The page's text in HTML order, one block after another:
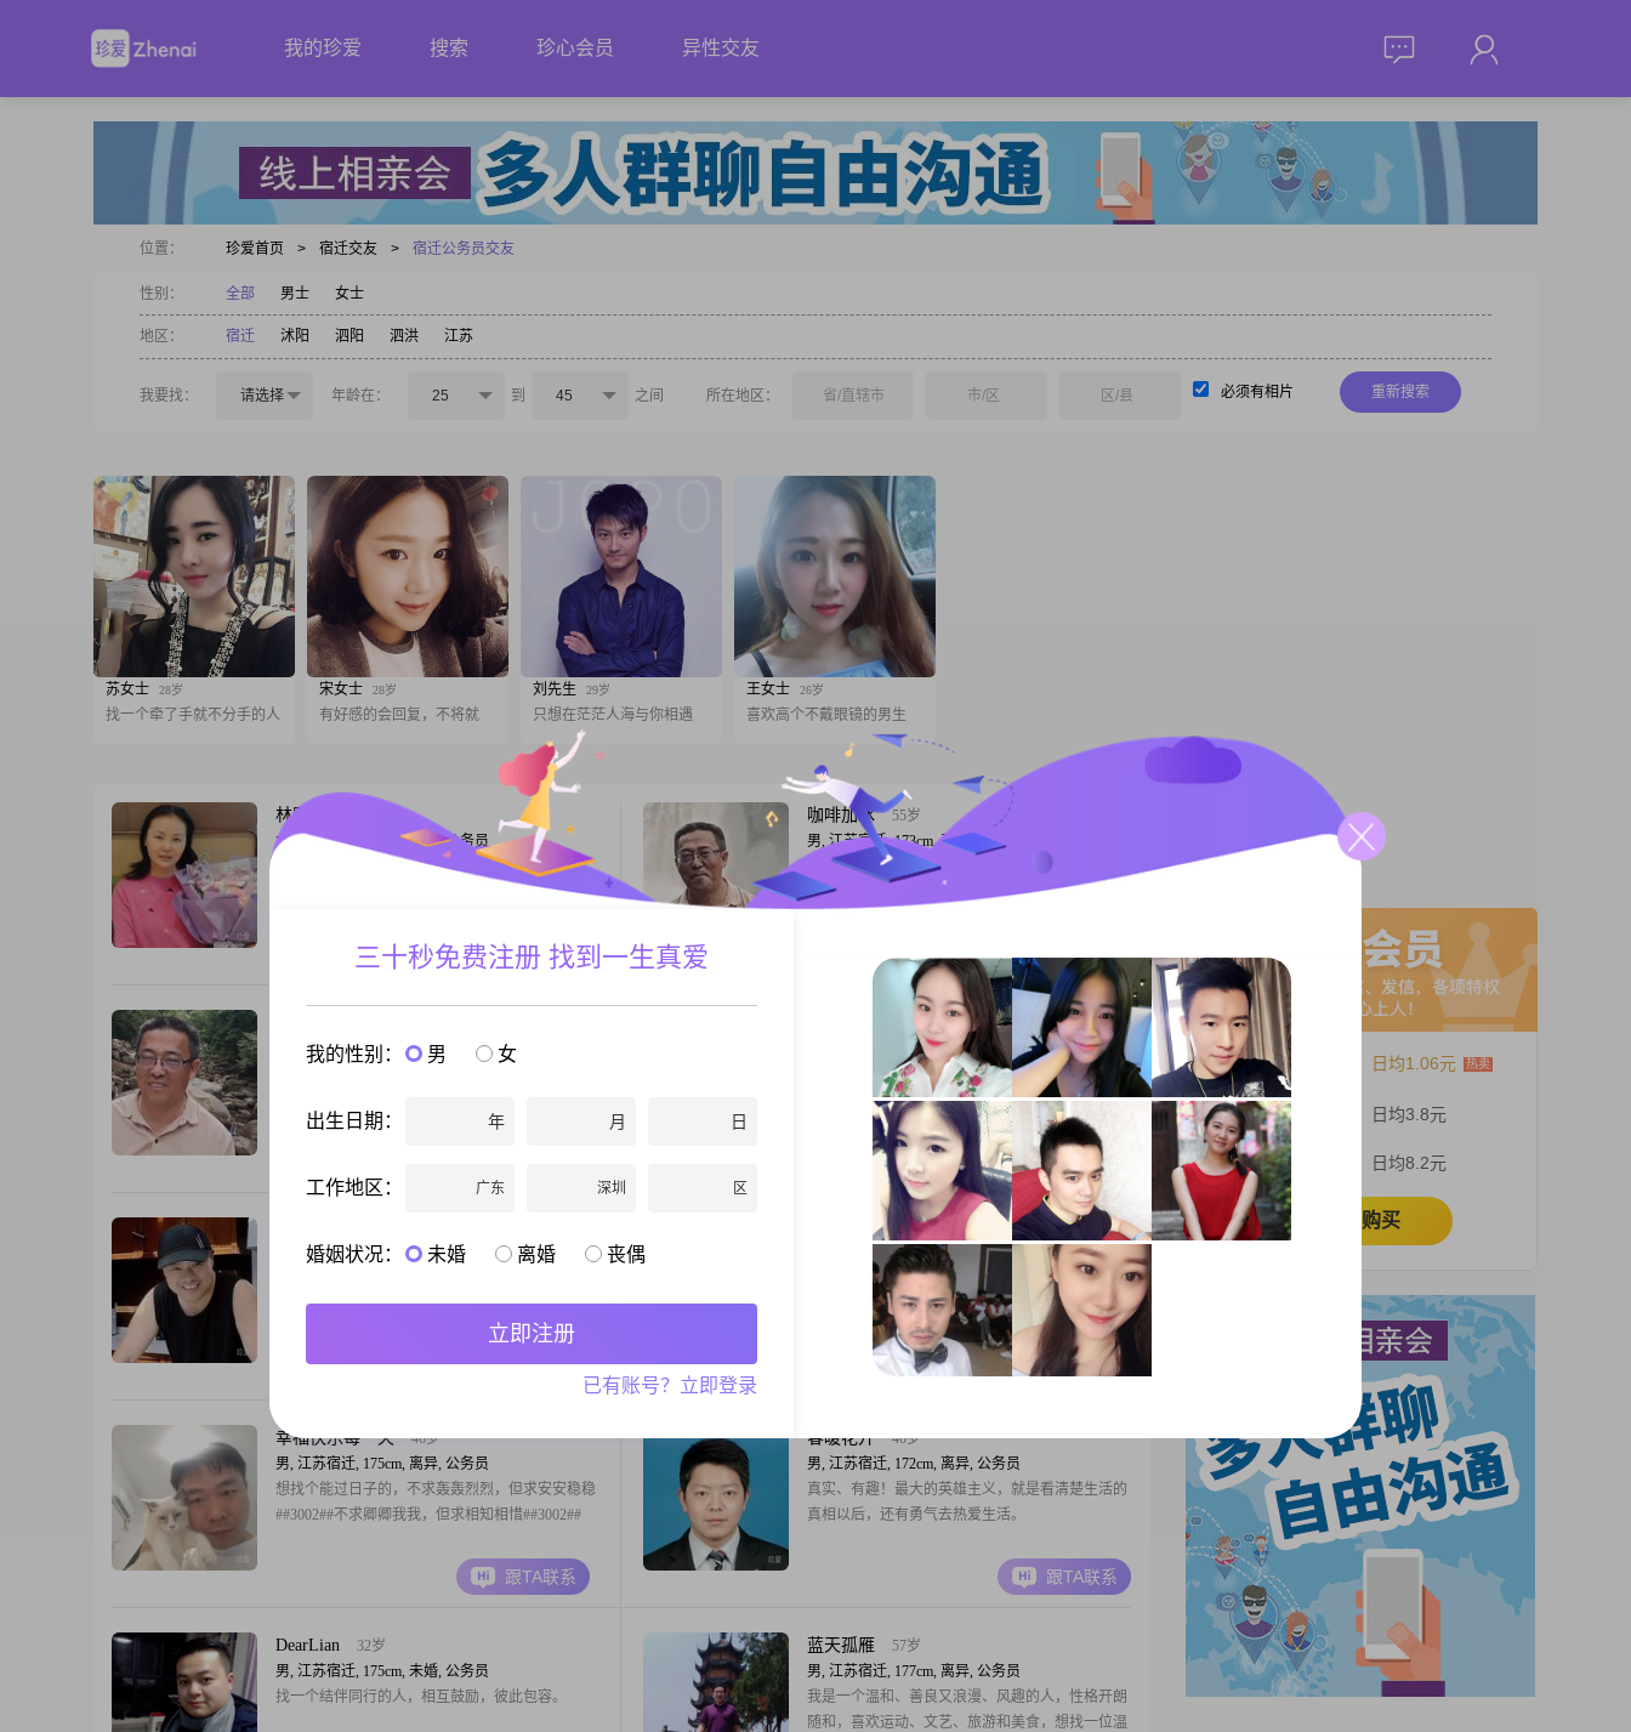
我的珍爱 搜索 珍心会员 异性交友
位置： 珍爱首页 > 宿迁交友 > 宿迁公务员交友
性别： 全部 男士 女士
地区： 宿迁 沭阳 泗阳 泗洪 江苏
我要找： 请选择 年龄在： 25 到 45 之间 所在地区： 省/直辖市 市/区 区/县 必须有相片 重新搜索
苏女士 28岁
找一个牵了手就不分手的人
宋女士 28岁
有好感的会回复，不将就
刘先生 29岁
只想在茫茫人海与你相遇
王女士 26岁
喜欢高个不戴眼镜的男生
林熙
女, 江苏宿迁, 167cm, 离异, 公务员
1996年大学本科毕业，在职正科实职享受副处待
遇，市直机关公务员，净身高1米67，体重63公
向选调公务员，今年7月份毕业即入职，可以奔
赴，接受异地。另一半，体制内有稳定收入，净身
跟TA联系
咖啡加冰
55岁
男, 江苏宿迁, 173cm, 丧偶, 公务员
大家好，我是一位来自宿迁的男士，出生于1971
年，身高173cm##3002##我在工作中努力进取，目
度，对待事物认真负责##3002##我性格幽默风趣，
善于与人沟通交流，总是能给身边的人带来快乐和
跟TA联系
男, 江苏宿迁, 173cm, 丧偶, 公务员
元之间。我拥有大专学历，在工作中我一直保持着
认可。在生活中，我性格幽默风趣，善于与人沟通
交流，总是能给身边的人带来欢乐和轻松的氛围。
58岁
女, 江苏宿迁, 160cm, 离异, 公务员
嗨，你好呀！我是一位来自宿迁的女士，出生于
1968年，身高160cm。我拥有大学本科学历，在一
家不错的单位工作，每个月的收入大概在8001到
12000元之间。我觉得自己是个挺温柔体贴的人，
很善解人意，也很富有同理心。在生活中，我总是
愿意去倾听他人的想法和感受，尽我所能去帮助别
人解决问题。和我相处起来，你应该会感到很舒服
跟TA联系
男, 江苏宿迁, 176cm, 离异, 公务员
我明牌，你随意
跟TA联系
41岁
女, 江苏宿迁, 165cm, 未婚, 公务员
大家好，我是一位出生于1985年的女士，身高
165cm，目前居住在宿迁##3002##我拥有大学本科
学历，在一家不错的公司工作，月收入在8001到
12000元之间##3002##我性格温柔体贴，富有同理
##3002##我真诚可
跟TA联系
幸福快乐每一天
46岁
男, 江苏宿迁, 175cm, 离异, 公务员
想找个能过日子的，不求轰轰烈烈，但求安安稳稳
##3002##不求卿卿我我，但求相知相惜##3002##
跟TA联系
春暖花开
40岁
男, 江苏宿迁, 172cm, 离异, 公务员
真实、有趣！最大的英雄主义，就是看清楚生活的
真相以后，还有勇气去热爱生活。
跟TA联系
DearLian
32岁
男, 江苏宿迁, 175cm, 未婚, 公务员
找一个结伴同行的人，相互鼓励，彼此包容。
蓝天孤雁
57岁
男, 江苏宿迁, 177cm, 离异, 公务员
我是一个温和、善良又浪漫、风趣的人，性格开朗
随和，喜欢运动、文艺、旅游和美食，想找一位温
日均1.06元
日均3.8元
日均8.2元
立即购买
三十秒免费注册 找到一生真爱
我的性别： 男 女
出生日期： 年 月 日
工作地区： 广东 深圳 区
婚姻状况： 未婚 离婚 丧偶
立即注册
已有账号？立即登录